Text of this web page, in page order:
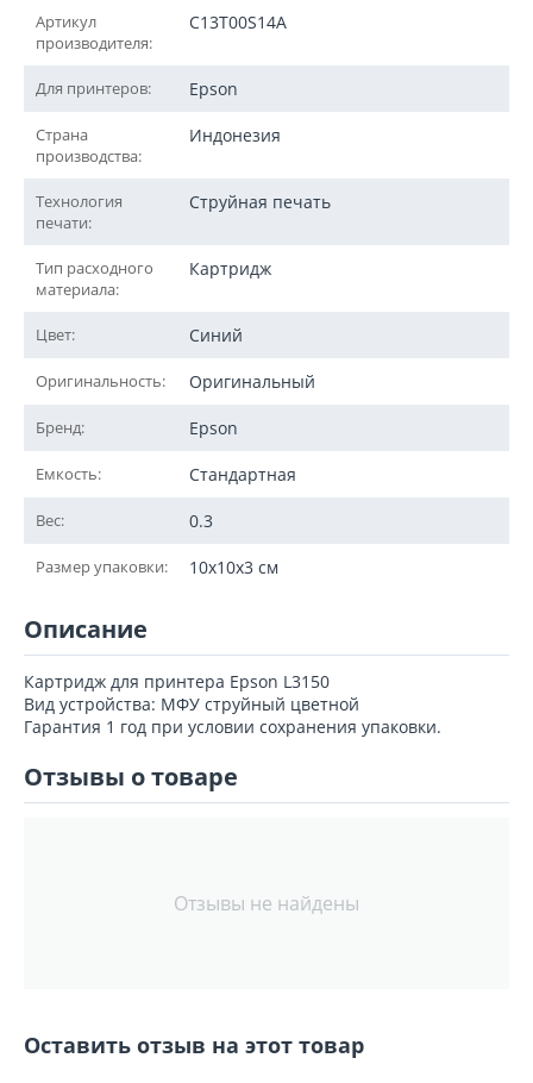
Артикул
производителя:
C13T00S14A
Для принтеров: Epson
Страна
производства:
Индонезия
Технология
печати:
Струйная печать
Тип расходного
материала:
Картридж
Цвет: Синий
Оригинальность: Оригинальный
Бренд: Epson
Емкость: Стандартная
Вес: 0.3
Размер упаковки: 10x10x3 см
Описание
Картридж для принтера Epson L3150
Вид устройства: МФУ струйный цветной
Гарантия 1 год при условии сохранения упаковки.
Отзывы о товаре
Отзывы не найдены
Оставить отзыв на этот товар